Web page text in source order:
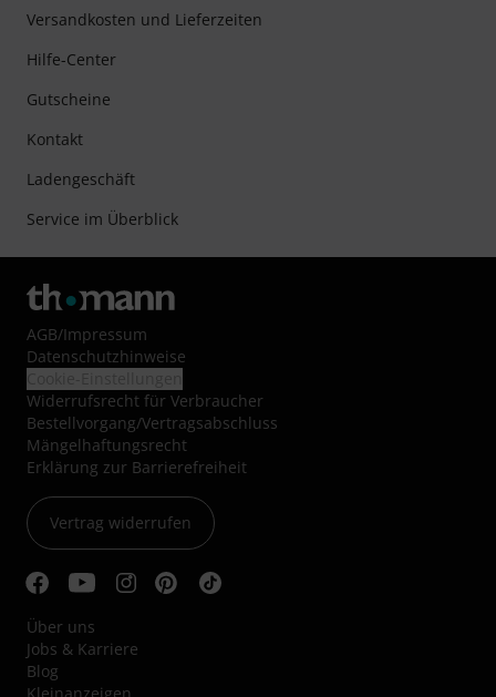
Versandkosten und Lieferzeiten
Hilfe-Center
Gutscheine
Kontakt
Ladengeschäft
Service im Überblick
AGB/Impressum
Datenschutzhinweise
Widerrufsrecht für Verbraucher
Bestellvorgang/Vertragsabschluss
Mängelhaftungsrecht
Erklärung zur Barrierefreiheit
Vertrag widerrufen
Über uns
Jobs & Karriere
Blog